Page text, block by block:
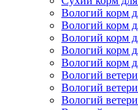
Вологий корм
Вологий корм
Вологий корм
Вологий корм
Вологий корм
Вологий
Вологий
Вологий